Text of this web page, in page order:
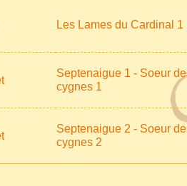
Les Lames du Cardinal 1
Septenaigue 1 - Soeur
cygnes 1
Septenaigue 2 - Soeur
cygnes 2